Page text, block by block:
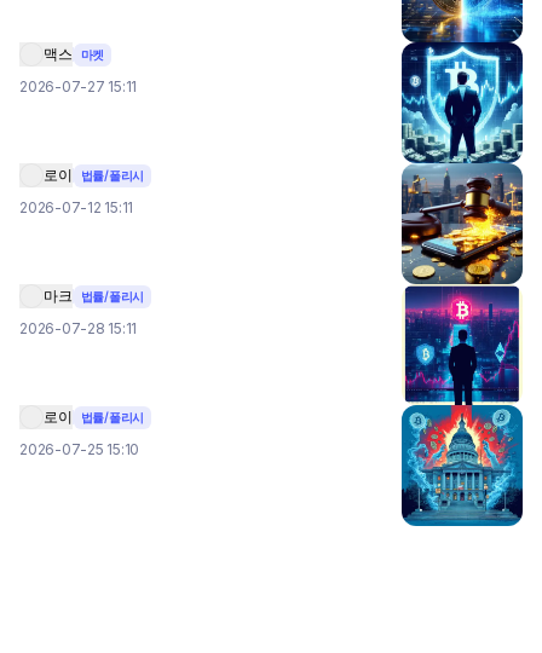
맥스 마켓
2026-07-27 15:11
로이 법률/폴리시
2026-07-12 15:11
마크 법률/폴리시
2026-07-28 15:11
로이 법률/폴리시
2026-07-25 15:10